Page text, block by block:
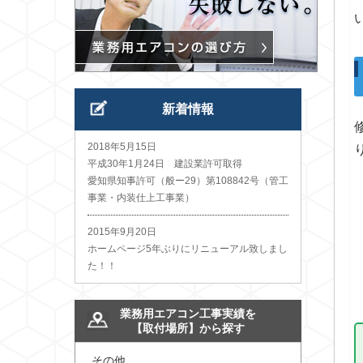
新着情報
2018年5月15日
平成30年1月24日 建設業許可取得
愛知県知事許可（般ー29）第108842号（管工
事業・内装仕上工事業）
2015年9月20日
ホームページ5年ぶりにリニューアル致しまし
た！！
業務用エアコン工事実績を
【取付場所】から探す